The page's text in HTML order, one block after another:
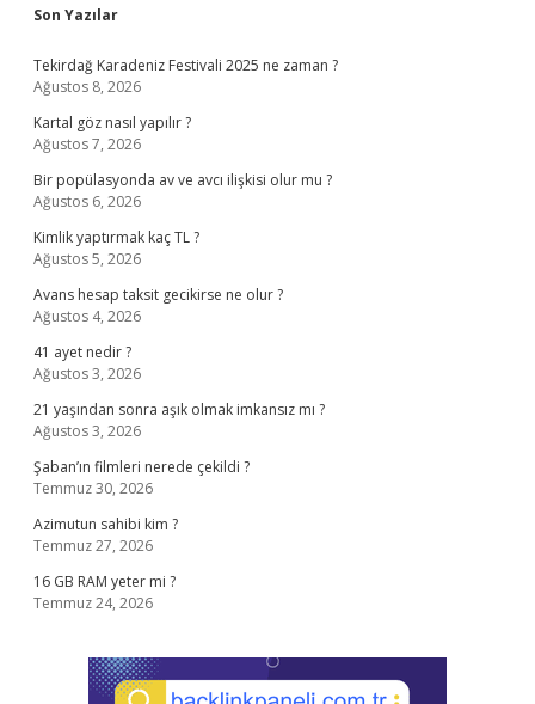
Sidebar
Son Yazılar
Tekirdağ Karadeniz Festivali 2025 ne zaman ?
Ağustos 8, 2026
Kartal göz nasıl yapılır ?
Ağustos 7, 2026
Bir popülasyonda av ve avcı ilişkisi olur mu ?
Ağustos 6, 2026
Kimlik yaptırmak kaç TL ?
Ağustos 5, 2026
Avans hesap taksit gecikirse ne olur ?
Ağustos 4, 2026
41 ayet nedir ?
Ağustos 3, 2026
21 yaşından sonra aşık olmak imkansız mı ?
Ağustos 3, 2026
Şaban’ın filmleri nerede çekildi ?
Temmuz 30, 2026
Azimutun sahibi kim ?
Temmuz 27, 2026
16 GB RAM yeter mi ?
Temmuz 24, 2026